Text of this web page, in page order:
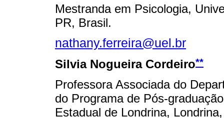
Mestranda em Psicologia,
PR, Brasil.
nathany.ferreira@uel.br
Silvia Nogueira Cordeiro**
Professora Associada do
do Programa de Pós-
Estadual de Londrina,